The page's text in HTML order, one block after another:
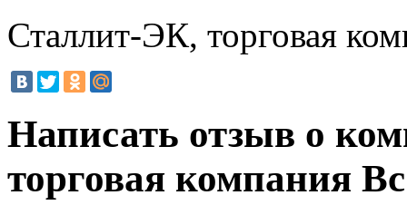
Сталлит-ЭК, торговая
Написать отзыв о
торговая компания